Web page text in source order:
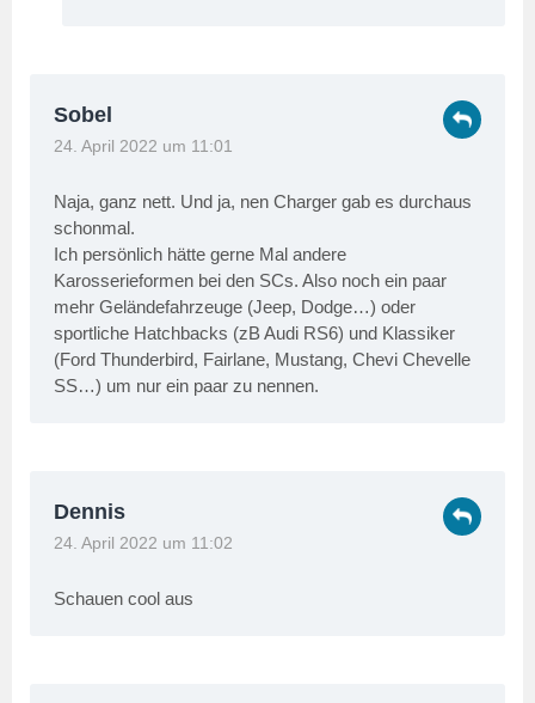
Sobel
24. April 2022 um 11:01
Naja, ganz nett. Und ja, nen Charger gab es durchaus
schonmal.
Ich persönlich hätte gerne Mal andere
Karosserieformen bei den SCs. Also noch ein paar
mehr Geländefahrzeuge (Jeep, Dodge…) oder
sportliche Hatchbacks (zB Audi RS6) und Klassiker
(Ford Thunderbird, Fairlane, Mustang, Chevi Chevelle
SS…) um nur ein paar zu nennen.
Dennis
24. April 2022 um 11:02
Schauen cool aus